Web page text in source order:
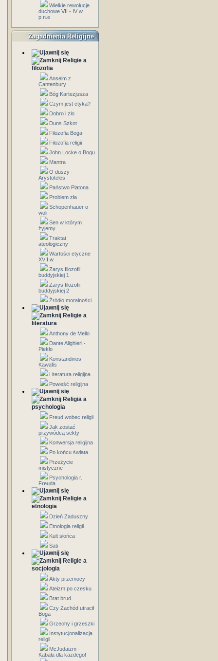
Wielkie rewolucje
duchowe VII - IV w.
p.n.e
Zagadnienia Religijne
Religie a
filozofia
Anselm z
Cantenbury
Bóg Kartezjusza
Czym jest etyka?
Dobro i zlo
Duns Szkot
Filozofia Boga
Filozofia religii
John Locke o Bogu
Mantra
O duszy -
Arystoteles
Państwo Platona
Problem zła
Schopenhauer o
woli
Sen w którym
żyjemy
Traktat
ateologiczny
Wartości etyczne
XVII w.
Zarys filozofii
buddyjskiej 1
Zarys filozofii
buddyjskiej 2
Źródło moralności
Religie a
literatura
Anthony de Mello
Dante Alighieri -
Piekło
Konstandinos
Kawafis
Literatura religijna
Powieść religijna
Religia a
psychologia
Freud wobec religii
Jak zostać
przywódcą sekty
Konwersja religijna
Po końcu świata
Przeżycie
mistyczne
Psychologia r.
Freuda
Religie a
etnologia
Dzień Zaduszny
Etnologia religii
Kult słońca
Sati
Religie a
socjologia
Akty przemocy
Ateizm po czesku
Brat brud
Czy Zachód utracił
Boga
Grzechy i grzeszki
Instytucjonalizacja
religii
McJudaizm -
Kabała dla każdego!